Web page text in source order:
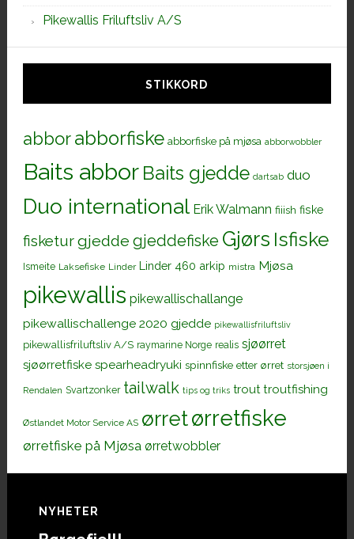
Pikewallis Friluftsliv A/S
STIKKORD
abborabborfiske abborfiske på mjøsa abborwobbler
Baits abbor Baits gjedde dartsab duo
Duo international Erik Walmann fiiish fiske
fisketurgjedde gjeddefiske Gjørs Isfiske
Ismeite Laksefiske Linder Linder 460 arkip mistra Mjøsa
pikewallis pikewallischallange
pikewallischallenge 2020 gjedde pikewallisfriluftsliv
pikewallisfriluftsliv A/S raymarine Norge realis sjøørret
sjøørretfiske spearheadryuki spinnfiske etter ørret storsjøen i
Rendalen Svartzonker tailwalk tips og triks trout troutfishing
Østlandet Motor Service AS ørretørretfiske
ørretfiske på Mjøsa ørretwobbler
Footer
NYHETER